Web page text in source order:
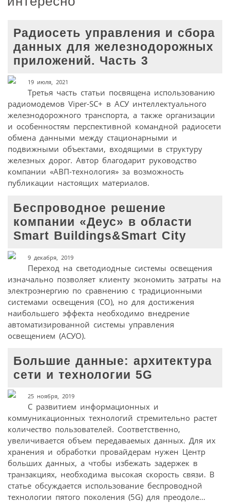
Радиосеть управления и сбора
данных для железнодорожных
приложений. Часть 3
19 июля, 2021
Третья часть статьи посвящена использованию
радиомодемов Viper-SC+ в АСУ интеллектуального
железнодорожного транспорта, а также организации
и особенностям перспективной командной радиосети
обмена данными между стационарными и
подвижными объектами, входящими в структуру
железных дорог. Автор благодарит руководство
компании «АВП-технология» за возможность
публикации настоящих материалов.
Беспроводное решение
компании «Деус» в области
Smart Buildings&Smart City
9 декабря, 2019
Переход на светодиодные системы освещения
изначально позволяет клиенту экономить затраты на
электроэнергию по сравнению с традиционными
системами освещения (СО), но для достижения
наибольшего эффекта необходимо внедрение
автоматизированной системы управления
освещением (АСУО).
Большие данные: архитектура
сети и технологии 5G
25 ноября, 2019
С развитием информационных и
коммуникационных технологий стремительно растет
количество пользователей. Соответственно,
увеличивается объем передаваемых данных. Для их
хранения и обработки провайдерам нужен Центр
больших данных, а чтобы избежать задержек в
транзакциях, необходима высокая скорость связи. В
статье обсуждается использование беспроводной
технологии пятого поколения (5G) для преодоле...